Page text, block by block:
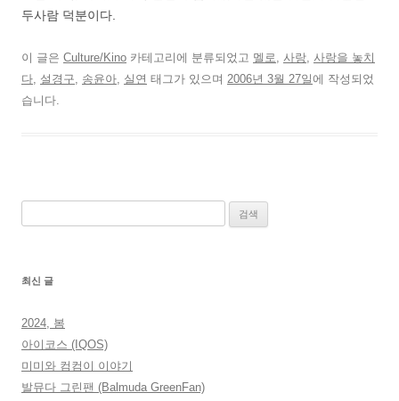
두사람 덕분이다.
이 글은 Culture/Kino 카테고리에 분류되었고 멜로, 사랑, 사랑을 놓치
다, 설경구, 송윤아, 실연 태그가 있으며 2006년 3월 27일에 작성되었
습니다.
최신 글
2024, 봄
아이코스 (IQOS)
미미와 컴컴이 이야기
발뮤다 그린팬 (Balmuda GreenFan)